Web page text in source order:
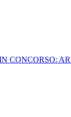
CONCORSO: